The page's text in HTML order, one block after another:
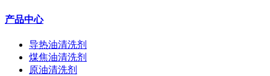
产品中心
导热油清洗剂
煤焦油清洗剂
原油清洗剂